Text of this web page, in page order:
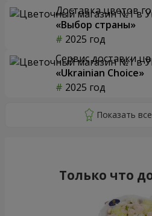
Доставка цветов
«Выбор страны»
2025 год
Сервис доставки
«Ukrainian Choice»
2025 год
Только что